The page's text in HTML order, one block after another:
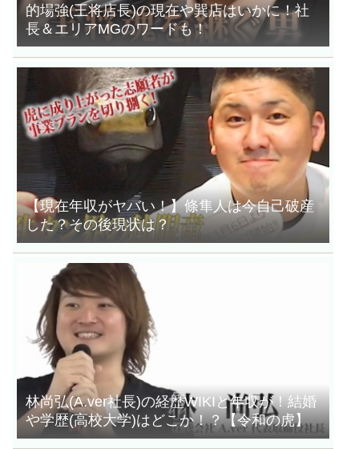
的場強(王将店長)の現在や巽店はいかに！社
長＆エリアMGのワードも！
【現在年収がヤバい！】條隼人は今自己破産
した？その後現状は？
林尚弘(A.ver社長)の経歴WIKIと年収が！結婚
や学歴(高校大学)はどこか！？【令和の虎】